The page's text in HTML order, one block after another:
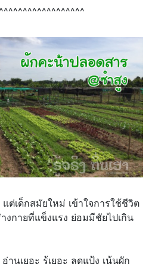
ต่เด็กสมัยใหม่ เข้าใจการใช้ชีวิต
งกายที่แข็งแรง ย่อมมีชัยไปเกิน
านเยอะ รู้เยอะ ลดแป้ง เน้นผัก